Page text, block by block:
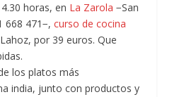
horas, en La Zarola −San
668 471−,curso de cocina
por 39 euros. Que
los platos más
india, junto con productos y